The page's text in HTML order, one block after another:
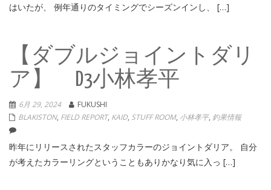
はいたが、 例年通りのタイミングでシーズンインし、 […]
【ダブルジョイントダリ
ア】 D3小林孝平
6月 29, 2024
FUKUSHI
BLAKISTON, FIELD REPORT, KAID, STUFF ROOM, 小林孝平, 釣果情報
昨年にリリースされたスタッフカラーのジョイントダリア。 自分
が考えたカラーリングということもありかなり気に入っ […]